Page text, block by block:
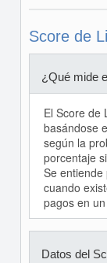
Score de
¿Qué mide
El Score de
basándose
según la
porcentaje
Se
cuando
pagos en
Datos del